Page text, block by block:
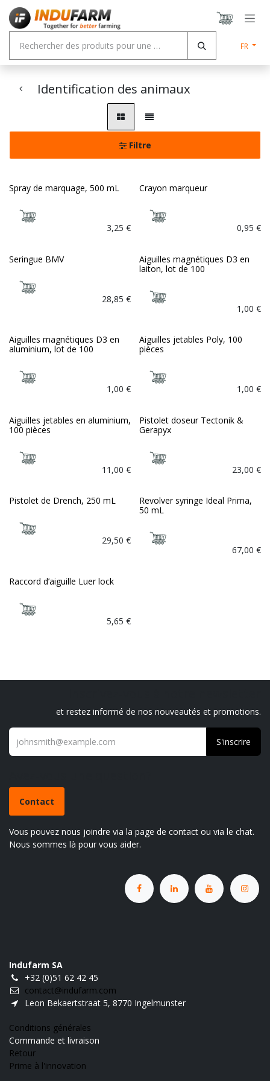
Se rendre au contenu
FR
Identification des animaux
Filtre
Spray de marquage, 500 mL
3,25 €
Crayon marqueur
0,95 €
Seringue BMV
28,85 €
Aiguilles magnétiques D3 en
laiton, lot de 100
1,00 €
Aiguilles magnétiques D3 en
aluminium, lot de 100
1,00 €
Aiguilles jetables Poly, 100
pièces
1,00 €
Aiguilles jetables en aluminium,
100 pièces
11,00 €
Pistolet doseur Tectonik &
Gerapyx
23,00 €
Pistolet de Drench, 250 mL
29,50 €
Revolver syringe Ideal Prima,
50 mL
67,00 €
Raccord d’aiguille Luer lock
5,65 €
et restez informé de nos nouveautés et promotions.
S'inscrire
Contact
Vous pouvez nous joindre via la page de contact ou via le chat.
Nous sommes là pour vous aider.
Indufarm SA
+32 (0)51 62 42 45
contact@indufarm.com
Leon Bekaertstraat 5, 8770 Ingelmunster
Conditions générales
Commande et livraison
Retour
Prime à l'innovation